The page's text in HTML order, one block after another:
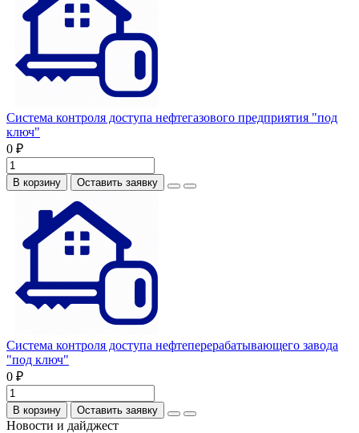
Система контроля доступа нефтегазового предприятия "под
ключ"
0 ₽
В корзину Оставить заявку
Система контроля доступа нефтеперерабатывающего завода
"под ключ"
0 ₽
В корзину Оставить заявку
Новости и дайджест